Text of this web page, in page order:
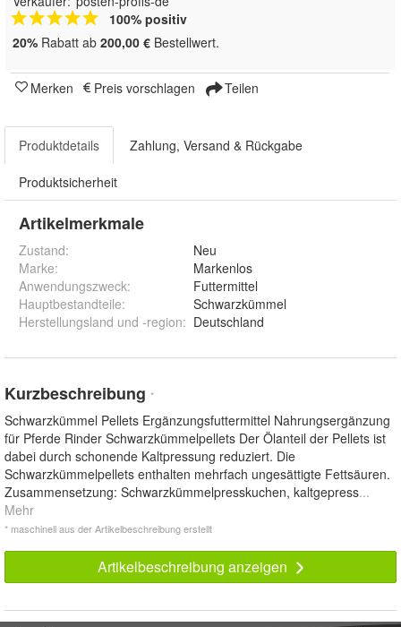
100% positiv
20% Rabatt ab 200,00 € Bestellwert.
Merken Preis vorschlagen Teilen
Produktdetails Zahlung, Versand & Rückgabe
Produktsicherheit
Artikelmerkmale
Zustand:
Neu
Marke:
Markenlos
Anwendungszweck:
Futtermittel
Hauptbestandteile:
Schwarzkümmel
Herstellungsland und -region: Deutschland
Kurzbeschreibung *
Schwarzkümmel Pellets Ergänzungsfuttermittel Nahrungsergänzung
für Pferde Rinder Schwarzkümmelpellets Der Ölanteil der Pellets ist
dabei durch schonende Kaltpressung reduziert. Die
Schwarzkümmelpellets enthalten mehrfach ungesättigte Fettsäuren.
Zusammensetzung: Schwarzkümmelpresskuchen, kaltgepress...
Mehr
* maschinell aus der Artikelbeschreibung erstellt
Artikelbeschreibung anzeigen